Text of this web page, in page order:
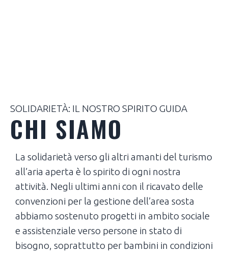
SOLIDARIETÀ: IL NOSTRO SPIRITO GUIDA
CHI SIAMO
La solidarietà verso gli altri amanti del turismo
all’aria aperta è lo spirito di ogni nostra
attività. Negli ultimi anni con il ricavato delle
convenzioni per la gestione dell’area sosta
abbiamo sostenuto progetti in ambito sociale
e assistenziale verso persone in stato di
bisogno, soprattutto per bambini in condizioni